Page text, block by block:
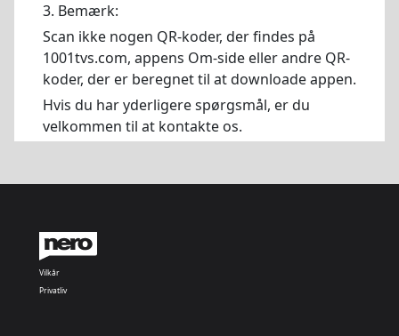
3. Bemærk:
Scan ikke nogen QR-koder, der findes på
1001tvs.com, appens Om-side eller andre QR-
koder, der er beregnet til at downloade appen.
Hvis du har yderligere spørgsmål, er du
velkommen til at kontakte os.
Vilkår
Privatliv